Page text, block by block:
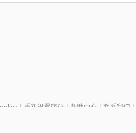
| 重新设置密码| 帮助中心 | 联系我们 |